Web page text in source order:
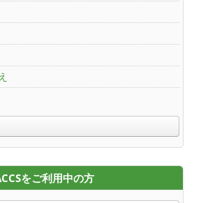
をご利用中の方
(in English)
plus Phone Set